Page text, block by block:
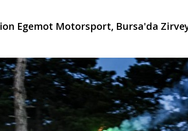
Egemot Motorsport, Bursa'da